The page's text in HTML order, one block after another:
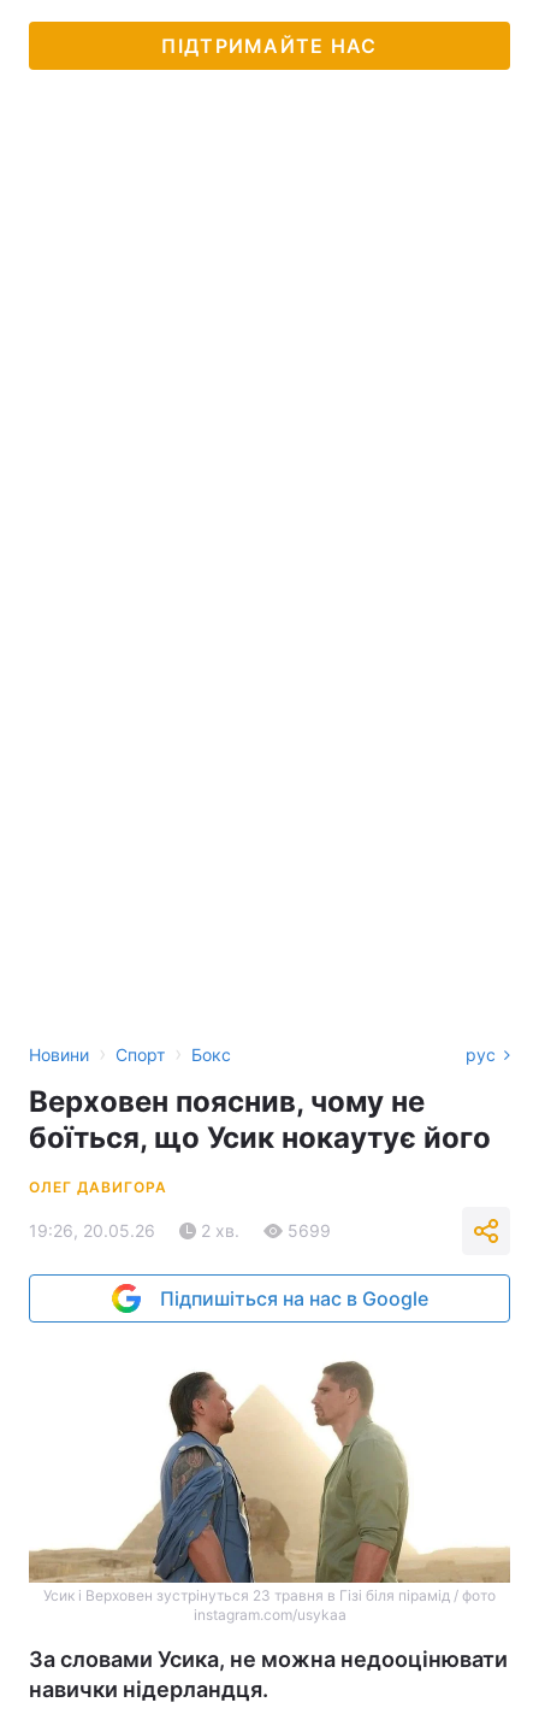
ПІДТРИМАЙТЕ НАС
Новини › Спорт › Бокс рус
Верховен пояснив, чому не
боїться, що Усик нокаутує його
ОЛЕГ ДАВИГОРА
19:26, 20.05.26 2 хв. 5699
Підпишіться на нас в Google
Усик і Верховен зустрінуться 23 травня в Гізі біля пірамід / фото
instagram.com/usykaa
За словами Усика, не можна недооцінювати
навички нідерландця.